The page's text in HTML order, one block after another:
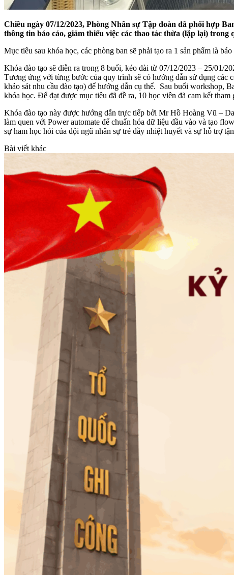
Chiều ngày 07/12/2023, Phòng Nhân sự Tập đoàn đã phối hợp
thông tin báo cáo, giảm thiểu việc các thao tác thừa (lặp lại)
Mục tiêu sau khóa học, các phòng ban sẽ phải tạo ra 1 sản phẩm là
Khóa đào tạo sẽ diễn ra trong 8 buổi, kéo dài từ 07/12/2023 – 25/01/
Tương ứng với từng bước của quy trình sẽ có hướng dẫn sử dụng
khảo sát nhu cầu đào tạo) để hướng dẫn cụ thể. Sau buổi workshop,
khóa học. Để đạt được mục tiêu đã đề ra, 10 học viên đã cam kết
Khóa đào tạo này được hướng dẫn trực tiếp bởi Mr Hồ Hoàng Vũ –
làm quen với Power automate để chuẩn hóa dữ liệu đầu vào và tạo
sự ham học hỏi của đội ngũ nhân sự trẻ đầy nhiệt huyết và sự hỗ trợ
Bài viết khác